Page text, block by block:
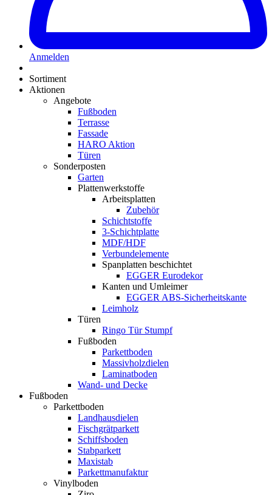
Anmelden
Sortiment
Aktionen
Angebote
Fußboden
Terrasse
Fassade
HARO Aktion
Türen
Sonderposten
Garten
Plattenwerkstoffe
Arbeitsplatten
Zubehör
Schichtstoffe
3-Schichtplatte
MDF/HDF
Verbundelemente
Spanplatten beschichtet
EGGER Eurodekor
Kanten und Umleimer
EGGER ABS-Sicherheitskante
Leimholz
Türen
Ringo Tür Stumpf
Fußboden
Parkettboden
Massivholzdielen
Laminatboden
Wand- und Decke
Fußboden
Parkettboden
Landhausdielen
Fischgrätparkett
Schiffsboden
Stabparkett
Maxistab
Parkettmanufaktur
Vinylboden